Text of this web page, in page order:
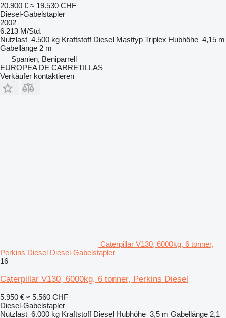
20.900 € ≈ 19.530 CHF
Diesel-Gabelstapler
2002
6.213 M/Std.
Nutzlast 4.500 kg Kraftstoff Diesel Masttyp Triplex Hubhöhe 4,15 m
Gabellänge 2 m
Spanien, Beniparrell
EUROPEA DE CARRETILLAS
Verkäufer kontaktieren
Caterpillar V130, 6000kg, 6 tonner,
Perkins Diesel Diesel-Gabelstapler
16
Caterpillar V130, 6000kg, 6 tonner, Perkins Diesel
5.950 € ≈ 5.560 CHF
Diesel-Gabelstapler
Nutzlast 6.000 kg Kraftstoff Diesel Hubhöhe 3,5 m Gabellänge 2,1